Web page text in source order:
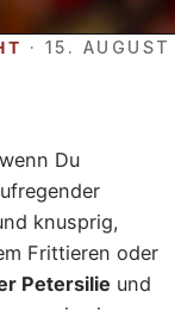
· 15. AUGUST
Du
knusprig,
Frittieren oder
Petersilie und